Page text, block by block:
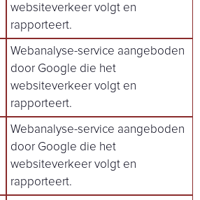
websiteverkeer volgt en
rapporteert.
Webanalyse-service aangeboden
door Google die het
websiteverkeer volgt en
rapporteert.
Webanalyse-service aangeboden
door Google die het
websiteverkeer volgt en
rapporteert.